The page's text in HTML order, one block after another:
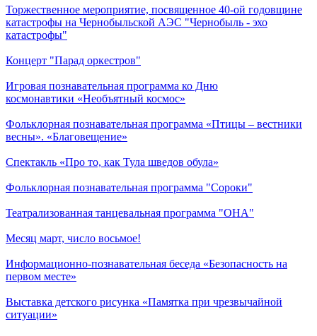
Торжественное мероприятие, посвященное 40-ой годовщине
катастрофы на Чернобыльской АЭС "Чернобыль - эхо
катастрофы"
Концерт "Парад оркестров"
Игровая познавательная программа ко Дню
космонавтики «Необъятный космос»
Фольклорная познавательная программа «Птицы – вестники
весны». «Благовещение»
Спектакль «Про то, как Тула шведов обула»
Фольклорная познавательная программа "Сороки"
Театрализованная танцевальная программа "ОНА"
Месяц март, число восьмое!
Информационно-познавательная беседа «Безопасность на
первом месте»
Выставка детского рисунка «Памятка при чрезвычайной
ситуации»